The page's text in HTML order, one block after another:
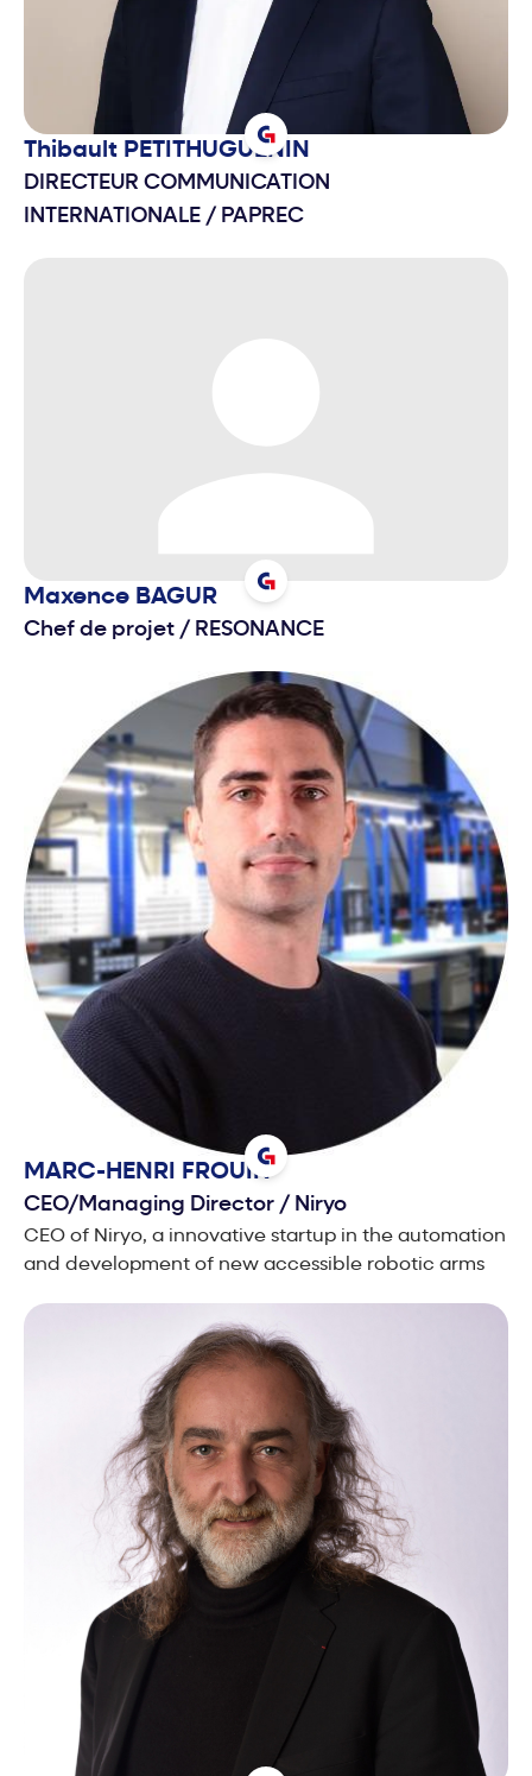
Thibault PETITHUGUENIN
DIRECTEUR COMMUNICATION
INTERNATIONALE / PAPREC
Maxence BAGUR
Chef de projet / RESONANCE
MARC-HENRI FROUIN
CEO/Managing Director / Niryo
CEO of Niryo, a innovative startup in the automation
and development of new accessible robotic arms